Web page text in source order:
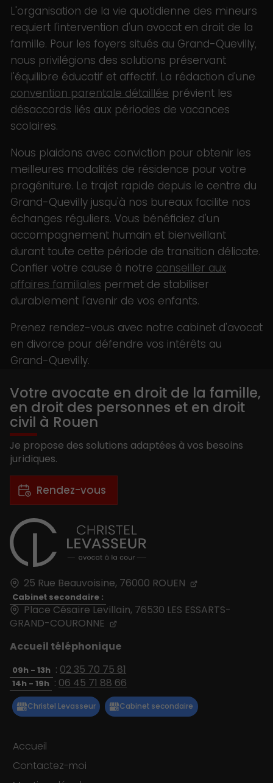
L'organisation de la vie quotidienne des mineurs
requiert l'intervention d'un avocat en droit de la
famille. Pour les foyers situés au Grand-Quevilly,
nous privilégions des solutions préservant
l'équilibre éducatif et affectif. La rédaction d'une
convention parentale détaillée prévient les
désaccords liés aux périodes de vacances
scolaires.
Nous plaidons avec conviction pour obtenir les
meilleures modalités de résidence pour votre
progéniture. Le trajet rapide depuis le centre du
Grand-Quevilly jusqu'à nos bureaux facilite nos
échanges réguliers. Vous bénéficiez d'un
accompagnement humain et bienveillant
durant toute cette période de transition délicate.
Confier votre cause à notre conseiller aux
affaires familiales permet de stabiliser
durablement l'avenir de vos enfants.
Prenez rendez-vous avec notre cabinet d'avocat
en divorce pour défendre vos intérêts au
Grand-Quevilly.
25 Rue Beauvoisine, 76000 ROUEN
Cabinet secondaire :
Place Césaire Levillain, 76530 LES ESSARTS-
GRAND-COURONNE
Accueil téléphonique
09h - 13h : 02 35 70 75 81
14h - 19h : 06 45 71 88 66
Accueil
Contactez-moi
Votre avocate en droit de la famille,
en droit des personnes et en droit
civil à Rouen
Je propose des solutions adaptées à vos besoins
juridiques.
Rendez-vous